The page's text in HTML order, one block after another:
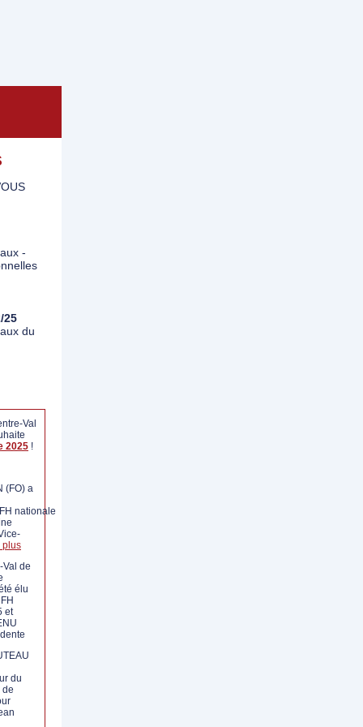
-
25
du
Val
2025 !
(FO) a
nationale
plus
Val de
élu
et
du
de